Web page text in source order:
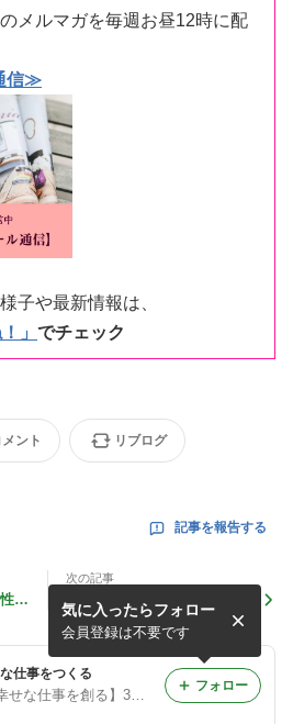
メルマガを毎週お昼12時に配
信≫
子や最新情報は、
」 でチェック
メント リブログ
記事を報告する
起
次の記事
感情も大事だけど、数字も大
事。
仕事をつくる
【私らしく働く幸せな仕事を創る】3児の母社長いとうじゅんこ
気に入ったらフォロー
会員登録は不要です
フォロー